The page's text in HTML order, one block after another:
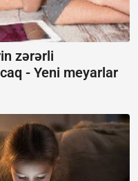
zərərli
- Yeni meyarlar